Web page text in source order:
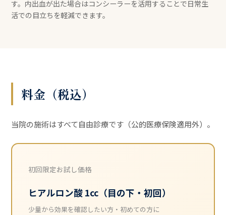
す。内出血が出た場合はコンシーラーを活用することで日常生
活での目立ちを軽減できます。
料金（税込）
当院の施術はすべて自由診療です（公的医療保険適用外）。
初回限定お試し価格
ヒアルロン酸 1cc（目の下・初回）
少量から効果を確認したい方・初めての方に